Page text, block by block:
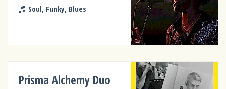
Soul, Funky, Blues
Prisma Alchemy Duo